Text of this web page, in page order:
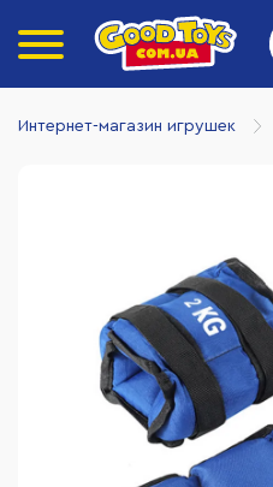
Интернет-магазин игрушек